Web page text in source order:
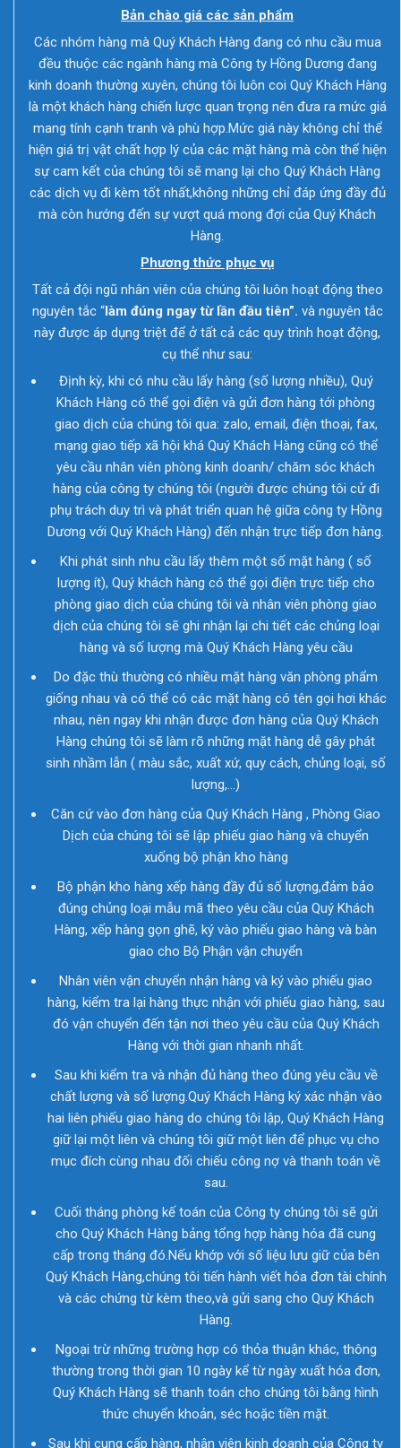
Bản chào giá các sản phẩm
Các nhóm hàng mà Quý Khách Hàng đang có nhu cầu mua
đều thuộc các ngành hàng mà Công ty Hồng Dương đang
kinh doanh thường xuyên, chúng tôi luôn coi Quý Khách Hàng
là một khách hàng chiến lược quan trọng nên đưa ra mức giá
mang tính cạnh tranh và phù hợp.Mức giá này không chỉ thể
hiện giá trị vật chất hợp lý của các mặt hàng mà còn thể hiện
sự cam kết của chúng tôi sẽ mang lại cho Quý Khách Hàng
các dịch vụ đi kèm tốt nhất,không những chỉ đáp ứng đầy đủ
mà còn hướng đến sự vượt quá mong đợi của Quý Khách
Hàng.
Phương thức phục vụ
Tất cả đội ngũ nhân viên của chúng tôi luôn hoạt động theo
nguyên tắc “làm đúng ngay từ lần đầu tiên”. và nguyên tắc
này được áp dụng triệt để ở tất cả các quy trình hoạt động,
cụ thể như sau:
Định kỳ, khi có nhu cầu lấy hàng (số lượng nhiều), Quý
Khách Hàng có thể gọi điện và gửi đơn hàng tới phòng
giao dịch của chúng tôi qua: zalo, email, điện thoại, fax,
mạng giao tiếp xã hội khá Quý Khách Hàng cũng có thể
yêu cầu nhân viên phòng kinh doanh/ chăm sóc khách
hàng của công ty chúng tôi (người được chúng tôi cử đi
phụ trách duy trì và phát triển quan hệ giữa công ty Hồng
Dương với Quý Khách Hàng) đến nhận trực tiếp đơn hàng.
Khi phát sinh nhu cầu lấy thêm một số mặt hàng ( số
lượng ít), Quý khách hàng có thể gọi điện trực tiếp cho
phòng giao dịch của chúng tôi và nhân viên phòng giao
dịch của chúng tôi sẽ ghi nhận lại chi tiết các chủng loại
hàng và số lượng mà Quý Khách Hàng yêu cầu
Do đặc thù thường có nhiều mặt hàng văn phòng phẩm
giống nhau và có thể có các mặt hàng có tên gọi hơi khác
nhau, nên ngay khi nhận được đơn hàng của Quý Khách
Hàng chúng tôi sẽ làm rõ những mặt hàng dễ gây phát
sinh nhầm lẫn ( màu sắc, xuất xứ, quy cách, chủng loại, số
lượng,…)
Căn cứ vào đơn hàng của Quý Khách Hàng , Phòng Giao
Dịch của chúng tôi sẽ lập phiếu giao hàng và chuyển
xuống bộ phận kho hàng
Bộ phận kho hàng xếp hàng đầy đủ số lượng,đảm bảo
đúng chủng loại mẫu mã theo yêu cầu của Quý Khách
Hàng, xếp hàng gọn ghẽ, ký vào phiếu giao hàng và bàn
giao cho Bộ Phận vận chuyển
Nhân viên vận chuyển nhận hàng và ký vào phiếu giao
hàng, kiểm tra lại hàng thực nhận với phiếu giao hàng, sau
đó vận chuyển đến tận nơi theo yêu cầu của Quý Khách
Hàng với thời gian nhanh nhất.
Sau khi kiểm tra và nhận đủ hàng theo đúng yêu cầu về
chất lượng và số lượng.Quý Khách Hàng ký xác nhận vào
hai liên phiếu giao hàng do chúng tôi lập, Quý Khách Hàng
giữ lại một liên và chúng tôi giữ một liên để phục vụ cho
mục đích cùng nhau đối chiếu công nợ và thanh toán về
sau.
Cuối tháng phòng kế toán của Công ty chúng tôi sẽ gửi
cho Quý Khách Hàng bảng tổng hợp hàng hóa đã cung
cấp trong tháng đó.Nếu khớp với số liệu lưu giữ của bên
Quý Khách Hàng,chúng tôi tiến hành viết hóa đơn tài chính
và các chứng từ kèm theo,và gửi sang cho Quý Khách
Hàng.
Ngoại trừ những trường hợp có thỏa thuận khác, thông
thường trong thời gian 10 ngày kể từ ngày xuất hóa đơn,
Quý Khách Hàng sẽ thanh toán cho chúng tôi bằng hình
thức chuyển khoản, séc hoặc tiền mặt.
Sau khi cung cấp hàng, nhân viên kinh doanh của Công ty